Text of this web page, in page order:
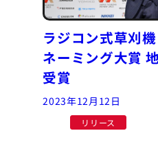
ラジコン式草刈
ネーミング大賞
受賞
2023年12月12日
リリース